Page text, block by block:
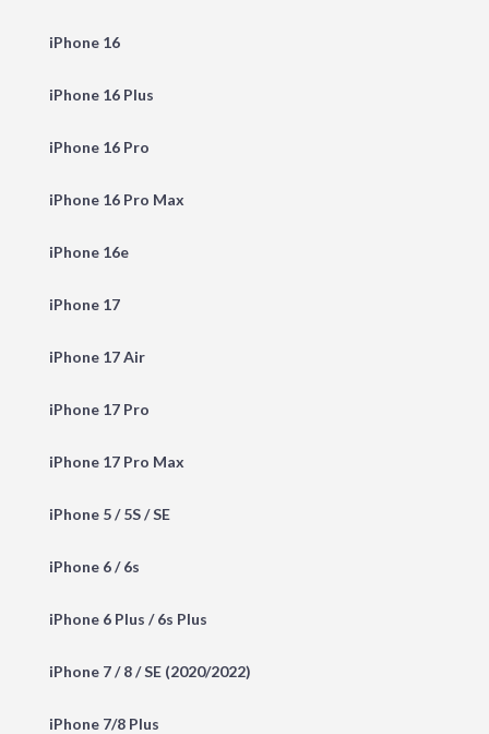
iPhone 16
iPhone 16 Plus
iPhone 16 Pro
iPhone 16 Pro Max
iPhone 16e
iPhone 17
iPhone 17 Air
iPhone 17 Pro
iPhone 17 Pro Max
iPhone 5 / 5S / SE
iPhone 6 / 6s
iPhone 6 Plus / 6s Plus
iPhone 7 / 8 / SE (2020/2022)
iPhone 7/8 Plus